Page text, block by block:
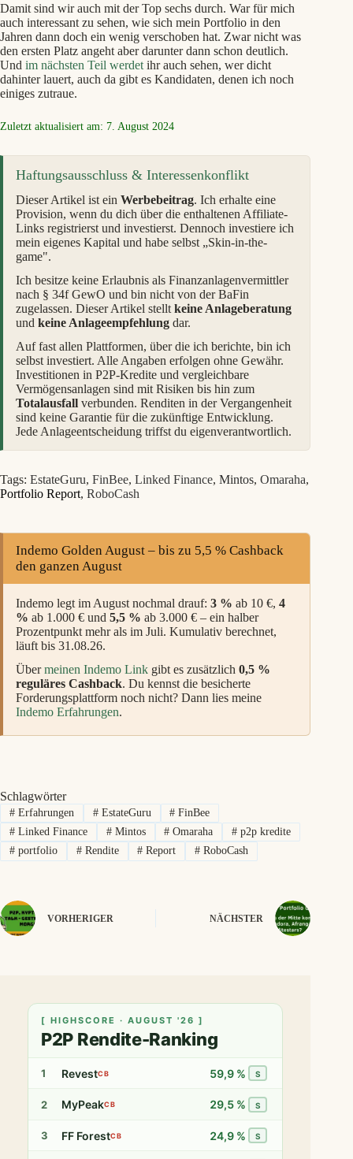
Damit sind wir auch mit der Top sechs durch. War für mich
auch interessant zu sehen, wie sich mein Portfolio in den
Jahren dann doch ein wenig verschoben hat. Zwar nicht was
den ersten Platz angeht aber darunter dann schon deutlich.
Und im nächsten Teil werdet ihr auch sehen, wer dicht
dahinter lauert, auch da gibt es Kandidaten, denen ich noch
einiges zutraue.
Zuletzt aktualisiert am: 7. August 2024
Haftungsausschluss & Interessenkonflikt
Dieser Artikel ist ein Werbebeitrag. Ich erhalte eine
Provision, wenn du dich über die enthaltenen Affiliate-
Links registrierst und investierst. Dennoch investiere ich
mein eigenes Kapital und habe selbst „Skin-in-the-
game".
Ich besitze keine Erlaubnis als Finanzanlagenvermittler
nach § 34f GewO und bin nicht von der BaFin
zugelassen. Dieser Artikel stellt keine Anlageberatung
und keine Anlageempfehlung dar.
Auf fast allen Plattformen, über die ich berichte, bin ich
selbst investiert. Alle Angaben erfolgen ohne Gewähr.
Investitionen in P2P-Kredite und vergleichbare
Vermögensanlagen sind mit Risiken bis hin zum
Totalausfall verbunden. Renditen in der Vergangenheit
sind keine Garantie für die zukünftige Entwicklung.
Jede Anlageentscheidung triffst du eigenverantwortlich.
Tags: EstateGuru, FinBee, Linked Finance, Mintos, Omaraha,
Portfolio Report, RoboCash
Indemo Golden August – bis zu 5,5 % Cashback
den ganzen August
Indemo legt im August nochmal drauf: 3 % ab 10 €, 4
% ab 1.000 € und 5,5 % ab 3.000 € – ein halber
Prozentpunkt mehr als im Juli. Kumulativ berechnet,
läuft bis 31.08.26.
Übermeinen Indemo Link gibt es zusätzlich 0,5 %
reguläres Cashback. Du kennst die besicherte
Forderungsplattform noch nicht? Dann lies meine
Indemo Erfahrungen.
Schlagwörter
#Erfahrungen #EstateGuru # FinBee
#Linked Finance #Mintos # Omaraha # p2p kredite
#portfolio #Rendite # Report # RoboCash
VORHERIGER NÄCHSTER
[ HIGHSCORE · AUGUST '26 ]
P2P Rendite-Ranking
1 RevestCB 59,9 % S
2 MyPeakCB 29,5 % S
3 FF ForestCB 24,9 % S